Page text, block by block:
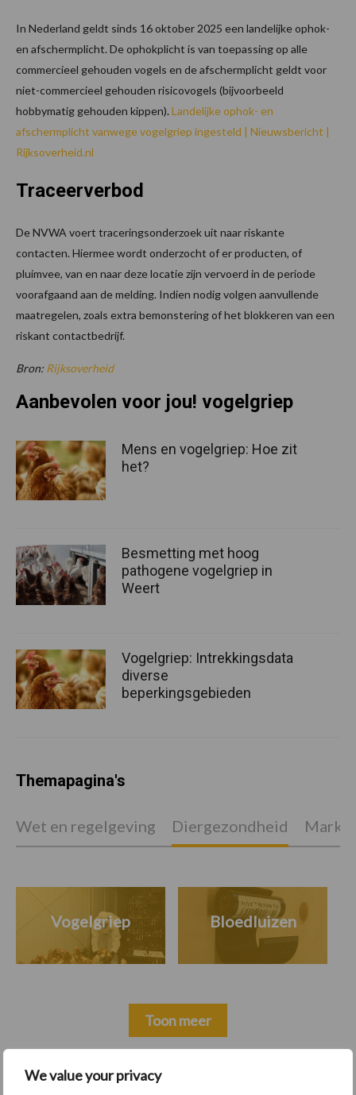
We value your privacy
In Nederland geldt sinds 16 oktober 2025 een landelijke ophok-
en afschermplicht. De ophokplicht is van toepassing op alle
commercieel gehouden vogels en de afschermplicht geldt voor
niet-commercieel gehouden risicovogels (bijvoorbeeld
hobbymatig gehouden kippen). Landelijke ophok- en
afschermplicht vanwege vogelgriep ingesteld | Nieuwsbericht |
Rijksoverheid.nl
Traceerverbod
De NVWA voert traceringsonderzoek uit naar riskante
contacten. Hiermee wordt onderzocht of er producten, of
pluimvee, van en naar deze locatie zijn vervoerd in de periode
voorafgaand aan de melding. Indien nodig volgen aanvullende
maatregelen, zoals extra bemonstering of het blokkeren van een
riskant contactbedrijf.
Bron: Rijksoverheid
Primaire
Aanbevolen voor jou! vogelgriep
Mens en vogelgriep: Hoe zit
het?
Besmetting met hoog
pathogene vogelgriep in
Weert
Vogelgriep: Intrekkingsdata
diverse
beperkingsgebieden
Themapagina's
Wet en regelgeving Diergezondheid
Vogelgriep Bloedluizen
Toon meer